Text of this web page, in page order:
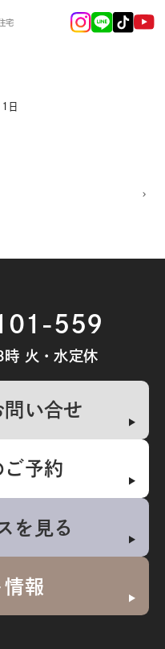
宅
日
559
火・水定休
い合せ
ご予約
を見る
情報